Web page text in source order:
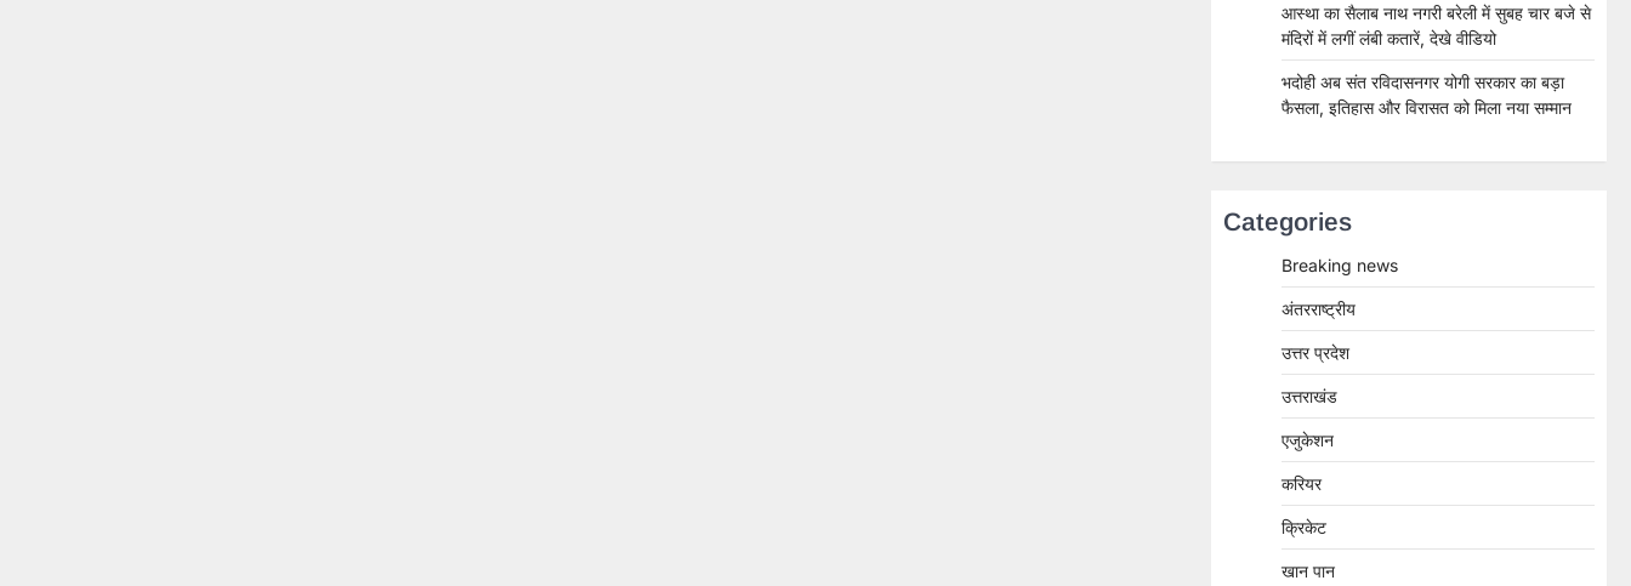
आस्था का सैलाब नाथ नगरी बरेली में सुबह चार बजे से
मंदिरों में लगीं लंबी कतारें, देखे वीडियो
भदोही अब संत रविदासनगर योगी सरकार का बड़ा
फैसला, इतिहास और विरासत को मिला नया सम्मान
Categories
Breaking news
अंतरराष्ट्रीय
उत्तर प्रदेश
उत्तराखंड
एजुकेशन
करियर
क्रिकेट
खान पान